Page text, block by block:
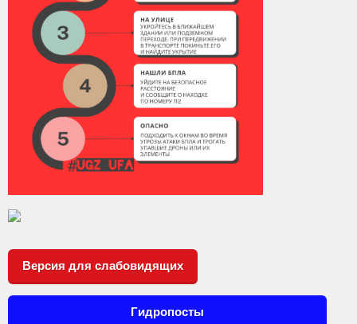
Версия для слабовидящих
Гидропосты